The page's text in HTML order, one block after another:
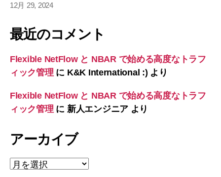
12月 29, 2024
最近のコメント
Flexible NetFlow と NBAR で始める高度なトラフ
ィック管理 に K&K International :) より
Flexible NetFlow と NBAR で始める高度なトラフ
ィック管理 に 新人エンジニアより
アーカイブ
ア
ー